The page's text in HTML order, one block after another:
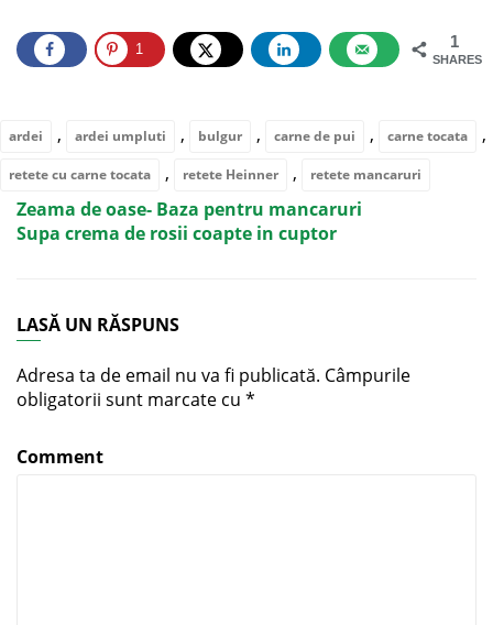
1
SHARES
1
ardei , ardei umpluti , bulgur , carne de pui , carne tocata ,
retete cu carne tocata , retete Heinner , retete mancaruri
Zeama de oase- Baza pentru mancaruri
Supa crema de rosii coapte in cuptor
LASĂ UN RĂSPUNS
Adresa ta de email nu va fi publicată. Câmpurile
obligatorii sunt marcate cu *
Comment